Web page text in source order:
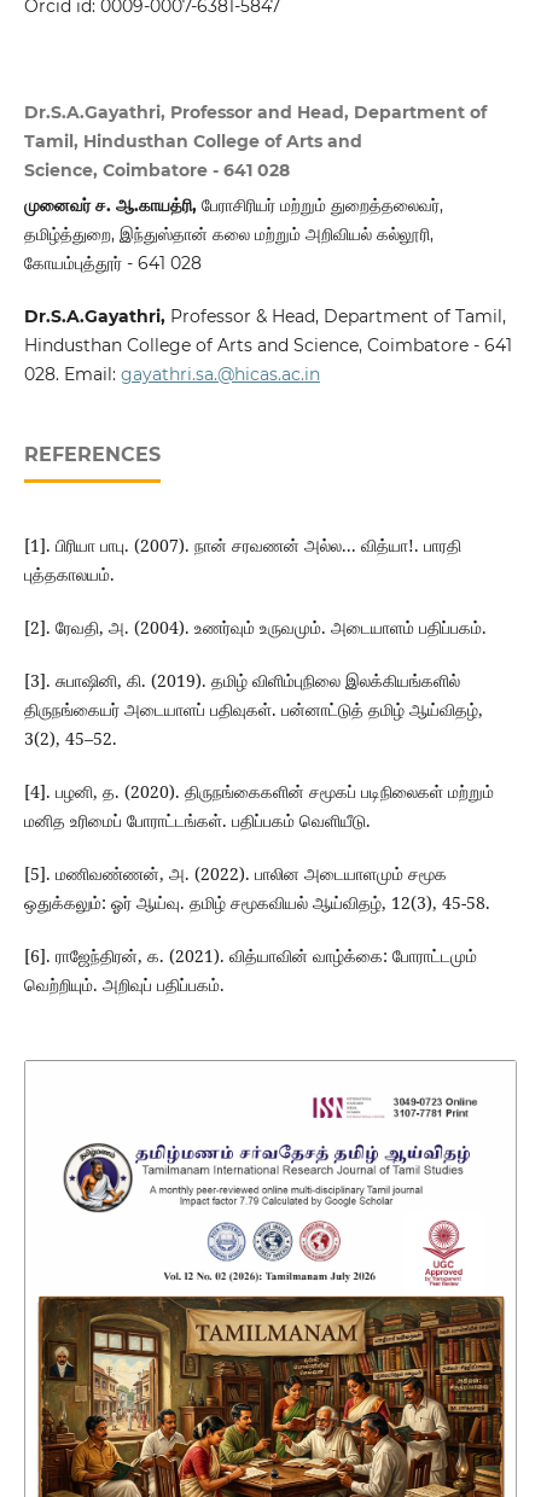
Orcid id: 0009-0007-6381-5847
Dr.S.A.Gayathri, Professor and Head, Department of
Tamil, Hindusthan College of Arts and
Science, Coimbatore - 641 028
முனைவர் ச. ஆ.காயத்ரி, பேராசிரியர் மற்றும் துறைத்தலைவர்,
தமிழ்த்துறை, இந்துஸ்தான் கலை மற்றும் அறிவியல் கல்லூரி,
கோயம்புத்தூர் - 641 028
Dr.S.A.Gayathri, Professor & Head, Department of Tamil,
Hindusthan College of Arts and Science, Coimbatore - 641
028. Email: gayathri.sa.@hicas.ac.in
REFERENCES
[1]. பிரியா பாபு. (2007). நான் சரவணன் அல்ல... வித்யா!. பாரதி
புத்தகாலயம்.
[2]. ரேவதி, அ. (2004). உணர்வும் உருவமும். அடையாளம் பதிப்பகம்.
[3]. சுபாஷினி, கி. (2019). தமிழ் விளிம்புநிலை இலக்கியங்களில்
திருநங்கையர் அடையாளப் பதிவுகள். பன்னாட்டுத் தமிழ் ஆய்விதழ்,
3(2), 45–52.
[4]. பழனி, த. (2020). திருநங்கைகளின் சமூகப் படிநிலைகள் மற்றும்
மனித உரிமைப் போராட்டங்கள். பதிப்பகம் வெளியீடு.
[5]. மணிவண்ணன், அ. (2022). பாலின அடையாளமும் சமூக
ஒதுக்கலும்: ஓர் ஆய்வு. தமிழ் சமூகவியல் ஆய்விதழ், 12(3), 45-58.
[6]. ராஜேந்திரன், க. (2021). வித்யாவின் வாழ்க்கை: போராட்டமும்
வெற்றியும். அறிவுப் பதிப்பகம்.